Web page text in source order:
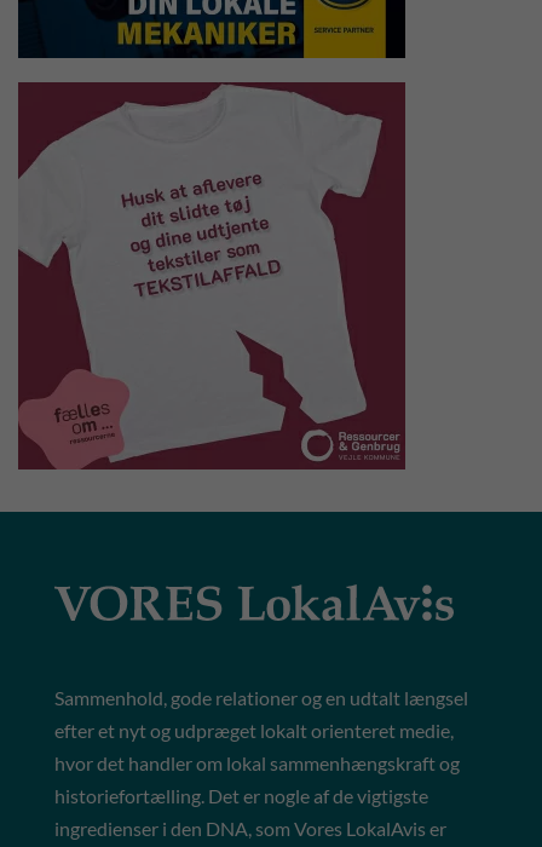
Sammenhold, gode relationer og en udtalt længsel
efter et nyt og udpræget lokalt orienteret medie,
hvor det handler om lokal sammenhængskraft og
historiefortælling. Det er nogle af de vigtigste
ingredienser i den DNA, som Vores LokalAvis er